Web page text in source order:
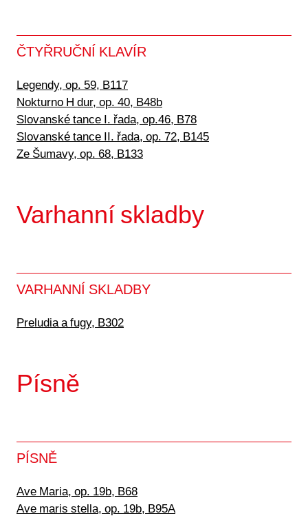
ČTYŘRUČNÍ KLAVÍR
Legendy, op. 59, B117
Nokturno H dur, op. 40, B48b
Slovanské tance I. řada, op.46, B78
Slovanské tance II. řada, op. 72, B145
Ze Šumavy, op. 68, B133
Varhanní skladby
VARHANNÍ SKLADBY
Preludia a fugy, B302
Písně
PÍSNĚ
Ave Maria, op. 19b, B68
Ave maris stella, op. 19b, B95A